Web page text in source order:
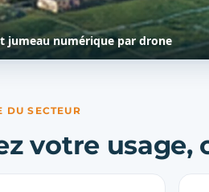
jumeau numérique par drone
DU SECTEUR
votre